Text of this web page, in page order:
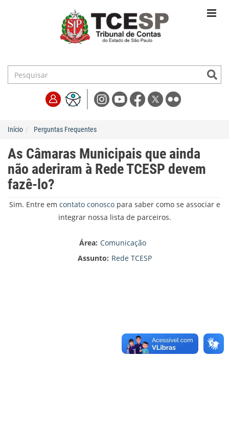
Início Perguntas Frequentes
As Câmaras Municipais que ainda
não aderiram à Rede TCESP devem
fazê-lo?
Sim. Entre em contato conoscopara saber como se associar e
integrar nossa lista de parceiros.
Área: Comunicação
Assunto: Rede TCESP